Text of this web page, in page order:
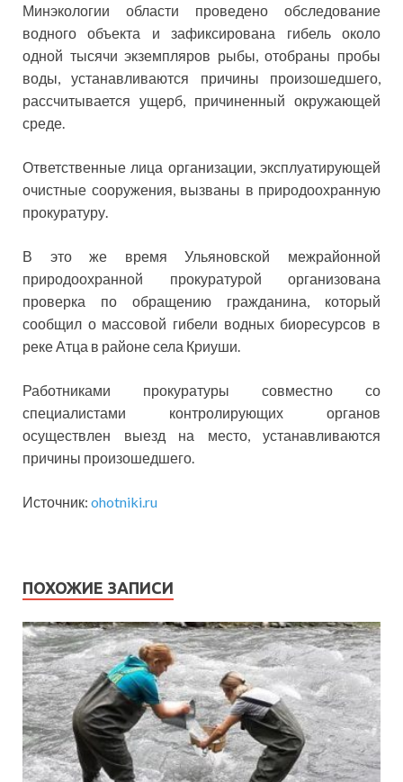
Минэкологии области проведено обследование
водного объекта и зафиксирована гибель около
одной тысячи экземпляров рыбы, отобраны пробы
воды, устанавливаются причины произошедшего,
рассчитывается ущерб, причиненный окружающей
среде.
Ответственные лица организации, эксплуатирующей
очистные сооружения, вызваны в природоохранную
прокуратуру.
В это же время Ульяновской межрайонной
природоохранной прокуратурой организована
проверка по обращению гражданина, который
сообщил о массовой гибели водных биоресурсов в
реке Атца в районе села Криуши.
Работниками прокуратуры совместно со
специалистами контролирующих органов
осуществлен выезд на место, устанавливаются
причины произошедшего.
Источник: ohotniki.ru
ПОХОЖИЕ ЗАПИСИ